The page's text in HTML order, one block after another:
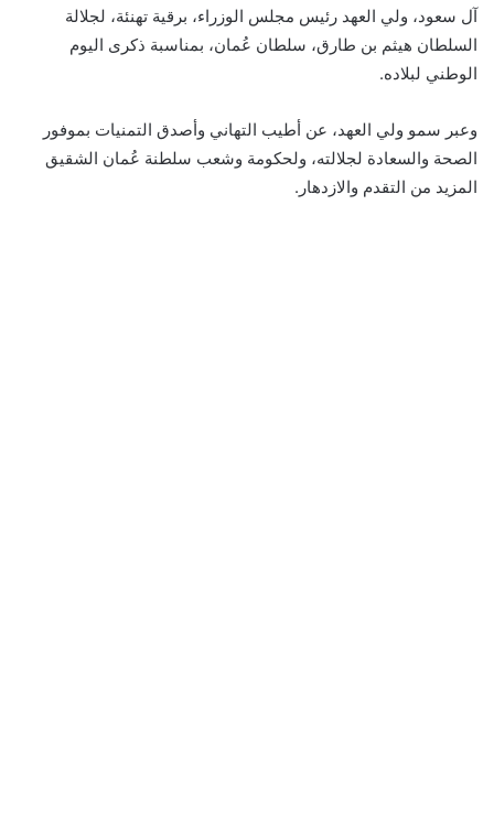
آل سعود، ولي العهد رئيس مجلس الوزراء، برقية تهنئة، لجلالة
السلطان هيثم بن طارق، سلطان عُمان، بمناسبة ذكرى اليوم
الوطني لبلاده.
وعبر سمو ولي العهد، عن أطيب التهاني وأصدق التمنيات بموفور
الصحة والسعادة لجلالته، ولحكومة وشعب سلطنة عُمان الشقيق
المزيد من التقدم والازدهار.